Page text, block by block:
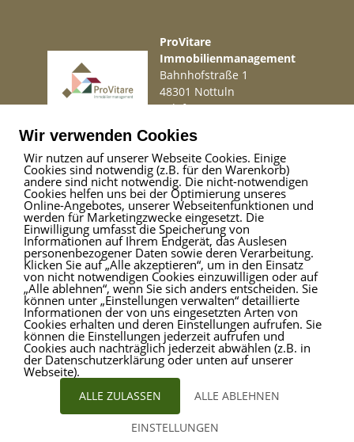
ProVitare
Immobilienmanagement
Bahnhofstraße 1
48301 Nottuln
Telefon02509 99 49 871
Impressum|Haftungsausschluss|Datenschutz
ProVitare Commercial
GmbH
Bahnhofstraße 1
48301 Nottuln
Telefon02509 99 49 871
Mailinfo@provitare.de
Wir verwenden Cookies
Wir nutzen auf unserer Webseite Cookies. Einige
Cookies sind notwendig (z.B. für den Warenkorb)
andere sind nicht notwendig. Die nicht-notwendigen
Cookies helfen uns bei der Optimierung unseres
Online-Angebotes, unserer Webseitenfunktionen und
werden für Marketingzwecke eingesetzt. Die
Einwilligung umfasst die Speicherung von
Informationen auf Ihrem Endgerät, das Auslesen
personenbezogener Daten sowie deren Verarbeitung.
Klicken Sie auf „Alle akzeptieren“, um in den Einsatz
von nicht notwendigen Cookies einzuwilligen oder auf
„Alle ablehnen“, wenn Sie sich anders entscheiden. Sie
können unter „Einstellungen verwalten“ detaillierte
Informationen der von uns eingesetzten Arten von
Cookies erhalten und deren Einstellungen aufrufen. Sie
können die Einstellungen jederzeit aufrufen und
Cookies auch nachträglich jederzeit abwählen (z.B. in
der Datenschutzerklärung oder unten auf unserer
Webseite).
ALLE ZULASSEN ALLE ABLEHNEN
EINSTELLUNGEN